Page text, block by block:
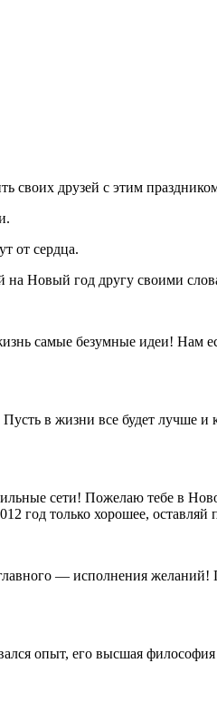
своих друзей с этим
от сердца.
на Новый год другу своими
самые безумные идеи! Нам
в жизни все будет
сети! Пожелаю тебе в
год только хорошее,
— исполнения желаний!
опыт, его высшая